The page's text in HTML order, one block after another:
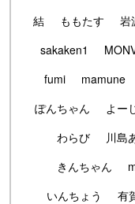
結
ももたす 岩
sakaken1
fumi
mamune
ぽんちゃん
よー
わらび
川島
きんちゃん
いんちょう
有